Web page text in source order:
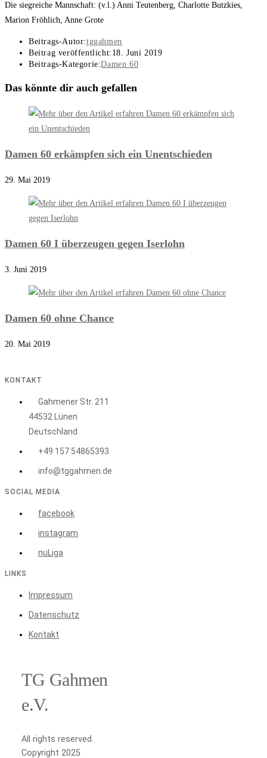
Die siegreiche Mannschaft: (v.l.) Anni Teutenberg, Charlotte Butzkies,
Marion Fröhlich, Anne Grote
Beitrags-Autor:tggahmen
Beitrag veröffentlicht: 18. Juni 2019
Beitrags-Kategorie:Damen 60
Das könnte dir auch gefallen
Damen 60 erkämpfen sich ein Unentschieden
29. Mai 2019
Damen 60 I überzeugen gegen Iserlohn
3. Juni 2019
Damen 60 ohne Chance
20. Mai 2019
KONTAKT
Gahmener Str. 211
44532 Lünen
Deutschland
+49 157 54865393
info@tggahmen.de
SOCIAL MEDIA
facebook
instagram
nuLiga
LINKS
Impressum
Datenschutz
Kontakt
TG Gahmen
e.V.
All rights reserved.
Copyright 2025